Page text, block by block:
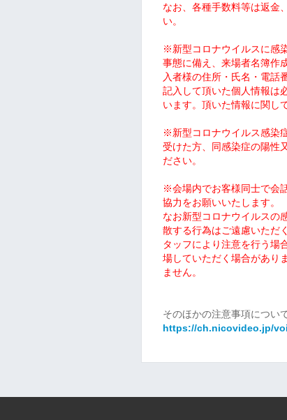
なお、各種手数料等は返金
い。
※新型コロナウイルスに感
事態に備え、来場者名簿作
入者様の住所・氏名・電話
記入して頂いた個人情報は
います。頂いた情報に関し
※新型コロナウイルス感染
受けた方、同感染症の陽性
ださい。
※会場内でお客様同士で会
協力をお願いいたします。
なお新型コロナウイルスの
散する行為はご遠慮いただ
タッフにより注意を行う場
場していただく場合があり
ません。
そのほかの注意事項につい
https://ch.nicovideo.jp/